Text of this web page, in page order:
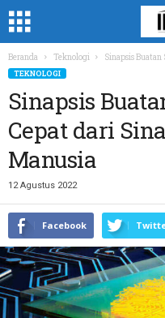
Beranda Teknologi Sinapsis
TEKNOLOGI
Sinapsis
Cepat dari
Manusia
12 Agustus 2022
Facebook